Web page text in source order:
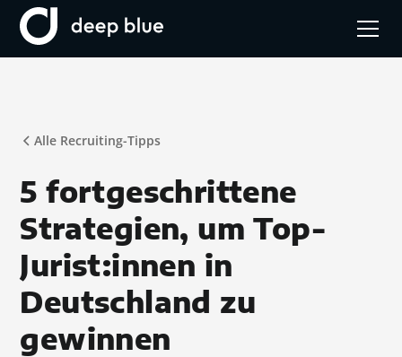
Alle Recruiting-Tipps
5 fortgeschrittene
Strategien, um Top-
Jurist:innen in
Deutschland zu
gewinnen